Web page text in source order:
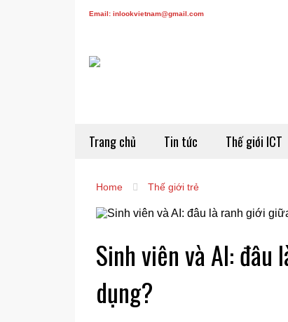
Email: inlookvietnam@gmail.com
Trang chủ Tin tức Thế giới ICT
Home Thế giới trẻ
Sinh viên và AI: đâu
dụng?